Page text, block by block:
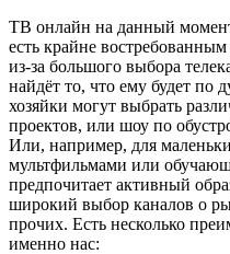
ТВ онлайн на данный
есть крайне
из-за большого выбора
найдёт то, что ему будет по
хозяйки могут выбрать
проектов, или шоу по
Или, например, для
мультфильмами или
предпочитает активный
широкий выбор каналов о
прочих. Есть несколько
именно нас: